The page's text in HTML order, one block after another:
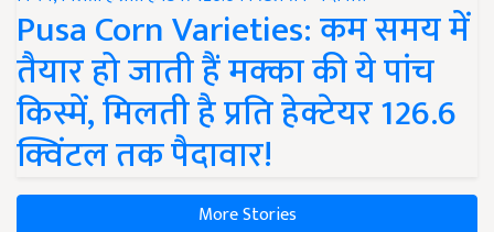
Pusa Corn Varieties: कम समय में
तैयार हो जाती हैं मक्का की ये पांच
किस्में, मिलती है प्रति हेक्टेयर 126.6
क्विंटल तक पैदावार!
More Stories